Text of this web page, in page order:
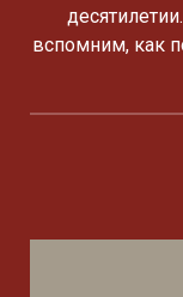
вспомним, как